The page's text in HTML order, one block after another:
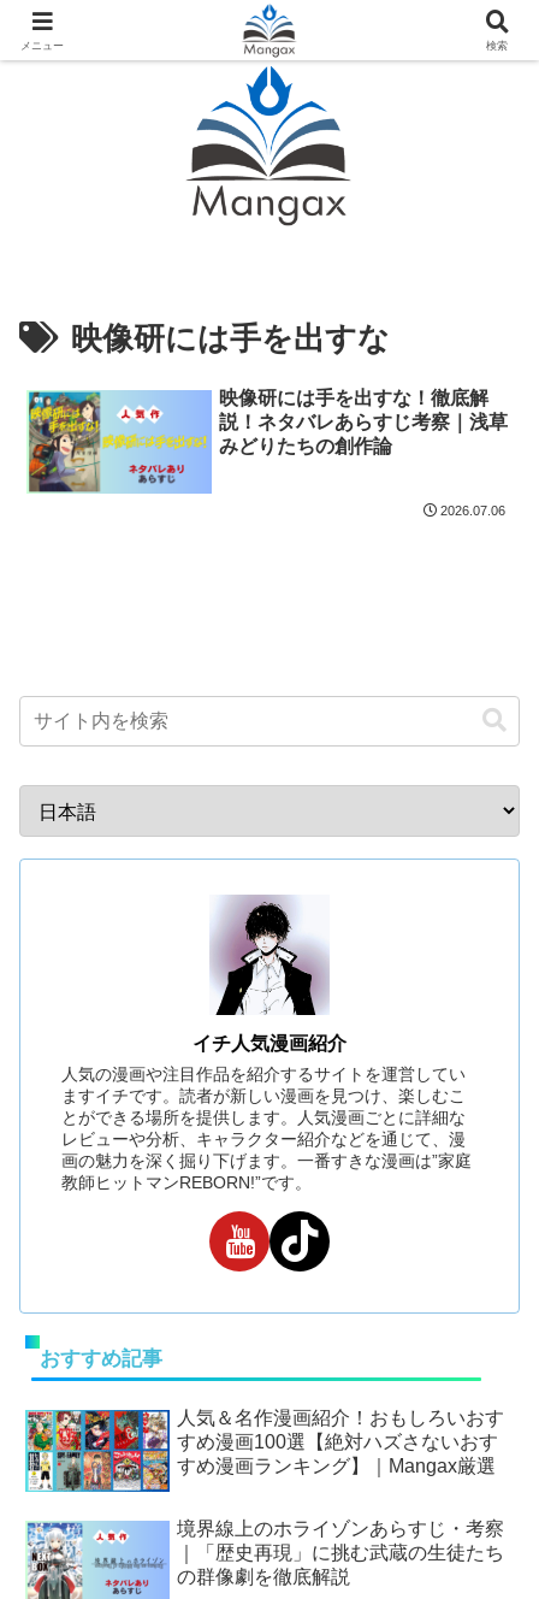
人気おすすめ漫画紹介ならMangax（マンガックス）
映像研には手を出すな
映像研には手を出すな！徹底解
説！ネタバレあらすじ考察｜浅草
みどりたちの創作論
2026.07.06
イチ人気漫画紹介
人気の漫画や注目作品を紹介するサイトを運営してい
ますイチです。読者が新しい漫画を見つけ、楽しむこ
とができる場所を提供します。人気漫画ごとに詳細な
レビューや分析、キャラクター紹介などを通じて、漫
画の魅力を深く掘り下げます。一番すきな漫画は”家庭
教師ヒットマンREBORN!”です。
おすすめ記事
人気＆名作漫画紹介！おもしろいおす
すめ漫画100選【絶対ハズさないおす
すめ漫画ランキング】｜Mangax厳選
境界線上のホライゾンあらすじ・考察
｜「歴史再現」に挑む武蔵の生徒たち
の群像劇を徹底解説
メニュー 検索